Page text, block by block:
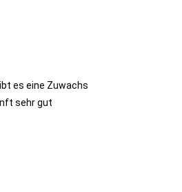
es eine Zuwachs
sehr gut